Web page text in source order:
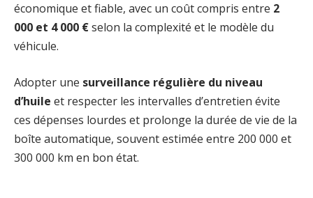
économique et fiable, avec un coût compris entre 2
000 et 4 000 €selon la complexité et le modèle du
véhicule.
Adopter une surveillance régulière du niveau
d’huile et respecter les intervalles d’entretien évite
ces dépenses lourdes et prolonge la durée de vie de la
boîte automatique, souvent estimée entre 200 000 et
300 000 km en bon état.